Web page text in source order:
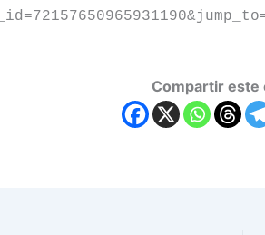
Compartir este